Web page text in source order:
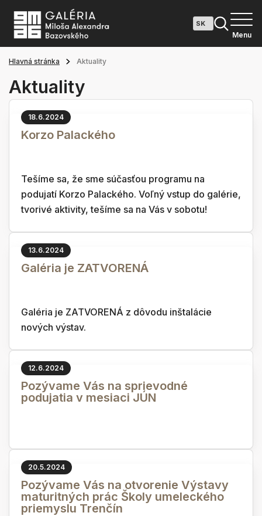
Menu
Hlavná stránka Aktuality
Aktuality
18.6.2024
Korzo Palackého
Tešíme sa, že sme súčasťou programu na
podujatí Korzo Palackého. Voľný vstup do galérie,
tvorivé aktivity, tešíme sa na Vás v sobotu!
13.6.2024
Galéria je ZATVORENÁ
Galéria je ZATVORENÁ z dôvodu inštalácie
nových výstav.
12.6.2024
Pozývame Vás na sprievodné
podujatia v mesiaci JÚN
20.5.2024
Pozývame Vás na otvorenie Výstavy
maturitných prác Školy umeleckého
priemyslu Trenčín